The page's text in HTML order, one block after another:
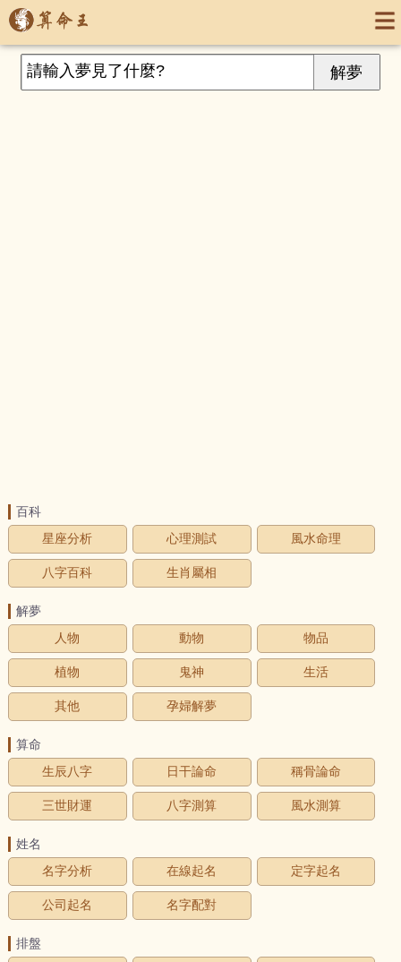
百科
星座分析
心理測試 風水命理
八字百科 生肖屬相
解夢
人物
動物 物品
植物 鬼神 生活
其他 孕婦解夢
算命
生辰八字
日干論命 稱骨論命
三世財運 八字測算 風水測算
姓名
名字分析
在線起名 定字起名
公司起名 名字配對
排盤